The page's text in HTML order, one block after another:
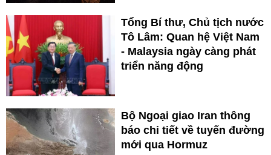
Tổng Bí thư, Chủ tịch nước
Tô Lâm: Quan hệ Việt Nam
- Malaysia ngày càng phát
triển năng động
Bộ Ngoại giao Iran thông
báo chi tiết về tuyến đường
mới qua Hormuz